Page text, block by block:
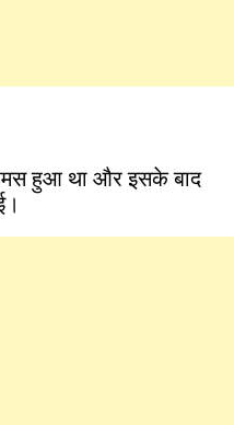
हुआ था और इसके बाद